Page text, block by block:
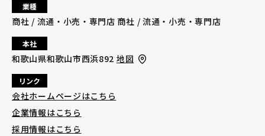
業種
商社 / 流通・小売・専門店 商社 / 流通・小売・専門店
本社
和歌山県和歌山市西浜892 地図
リンク
会社ホームページはこちら
企業情報はこちら
採用情報はこちら